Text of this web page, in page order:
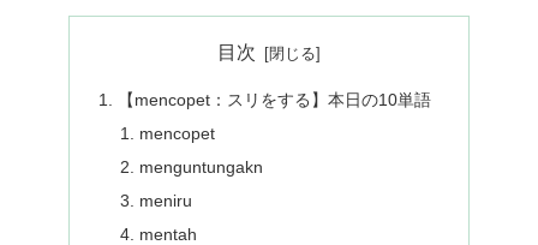
目次
【mencopet：スリをする】本日の10単語
mencopet
menguntungakn
meniru
mentah